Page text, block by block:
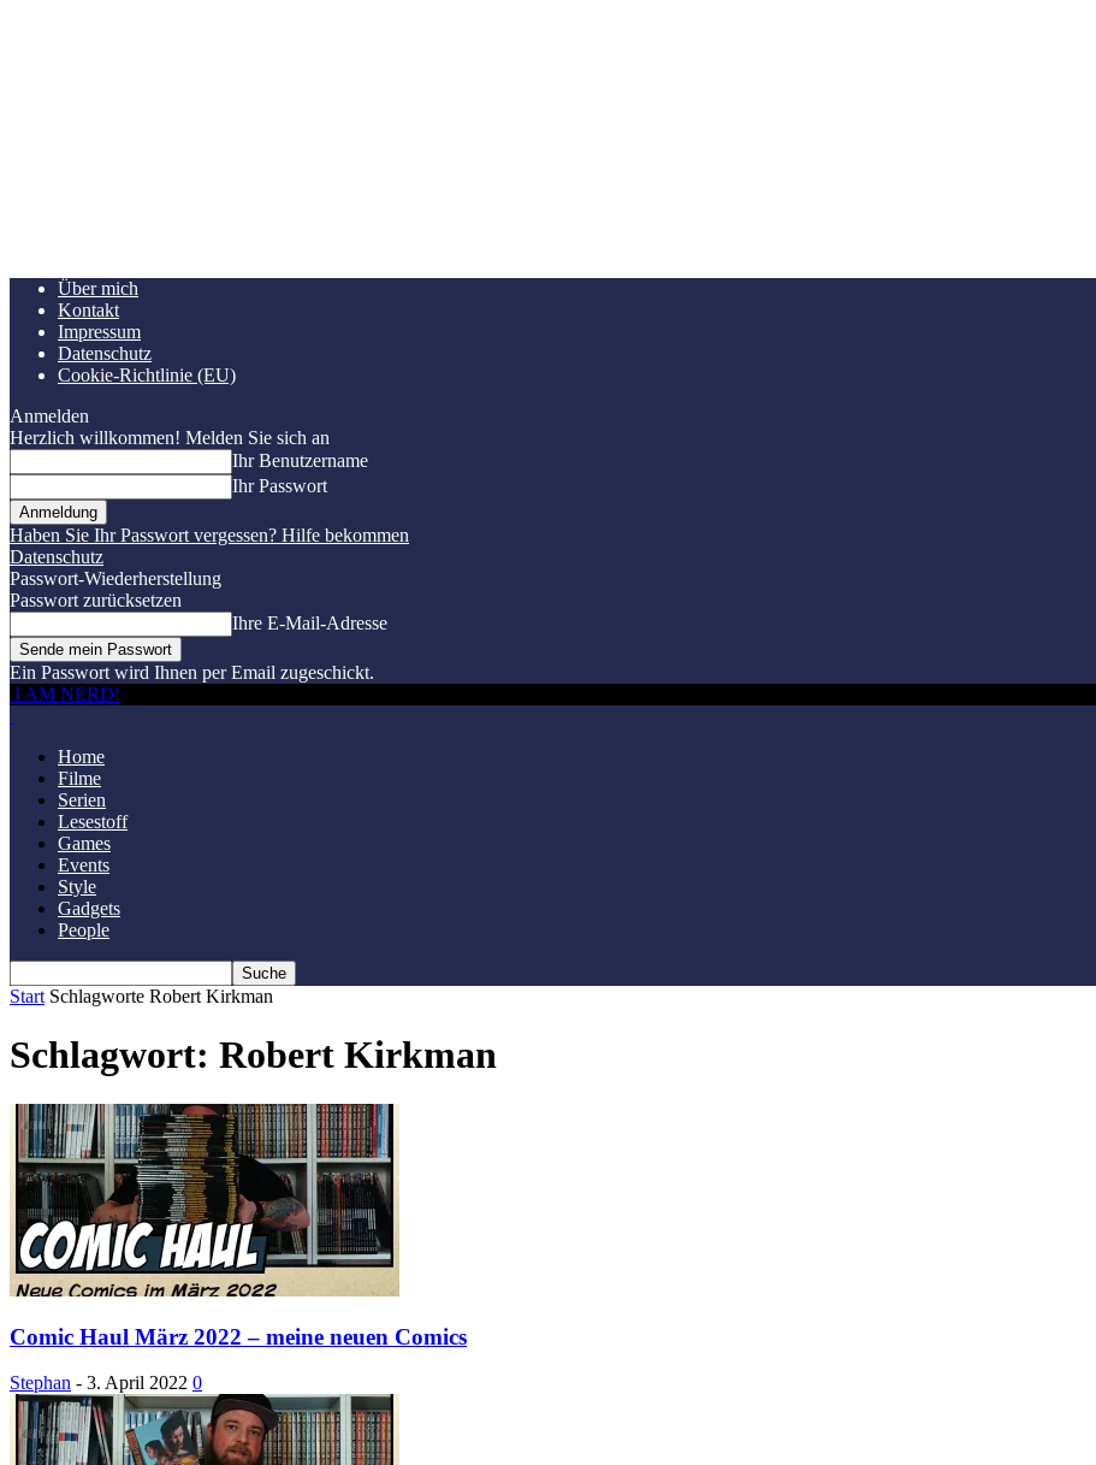
Über mich
Kontakt
Impressum
Datenschutz
Cookie-Richtlinie (EU)
Anmelden
Herzlich willkommen! Melden Sie sich an
Ihr Benutzername
Ihr Passwort
Haben Sie Ihr Passwort vergessen? Hilfe bekommen
Datenschutz
Passwort-Wiederherstellung
Passwort zurücksetzen
Ihre E-Mail-Adresse
Ein Passwort wird Ihnen per Email zugeschickt.
I AM NERD!
Home
Filme
Serien
Lesestoff
Games
Events
Style
Gadgets
People
Start Schlagworte Robert Kirkman
Schlagwort: Robert Kirkman
Comic Haul März 2022 – meine neuen Comics
Stephan - 3. April 2022 0